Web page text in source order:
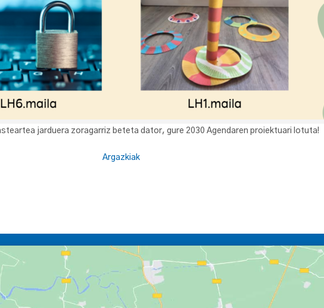
jarduera zoragarriz beteta dator, gure 2030 Agendaren proiektuari lotuta!
Argazkiak